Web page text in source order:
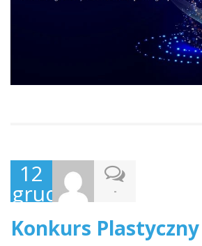
12
grudnia,
2024
-
Konkurs Plastyczny